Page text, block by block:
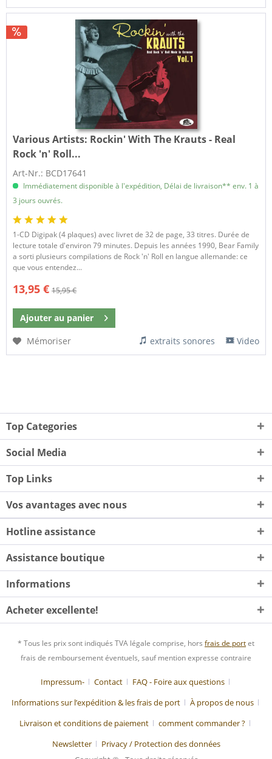
Various Artists: Rockin' With The Krauts - Real
Rock 'n' Roll...
Art-Nr.: BCD17641
Immédiatement disponible à l'expédition, Délai de livraison** env. 1 à
3 jours ouvrés.
​1-CD Digipak (4 plaques) avec livret de 32 de page, 33 titres. Durée de
lecture totale d'environ 79 minutes. Depuis les années 1990, Bear Family
a sorti plusieurs compilations de Rock 'n' Roll en langue allemande: ce
que vous entendez...
13,95 € 15,95 €
Ajouter au panier
Mémoriser
extraits sonores Video
Top Categories
Social Media
Top Links
Vos avantages avec nous
Hotline assistance
Assistance boutique
Informations
Acheter excellente!
* Tous les prix sont indiqués TVA légale comprise, hors frais de portet
frais de remboursement éventuels, sauf mention expresse contraire
Impressum- Contact
FAQ - Foire aux questions
Informations sur l’expédition & les frais de port
À propos de nous
Livraison et conditions de paiement
comment commander ?
Newsletter
Privacy / Protection des données